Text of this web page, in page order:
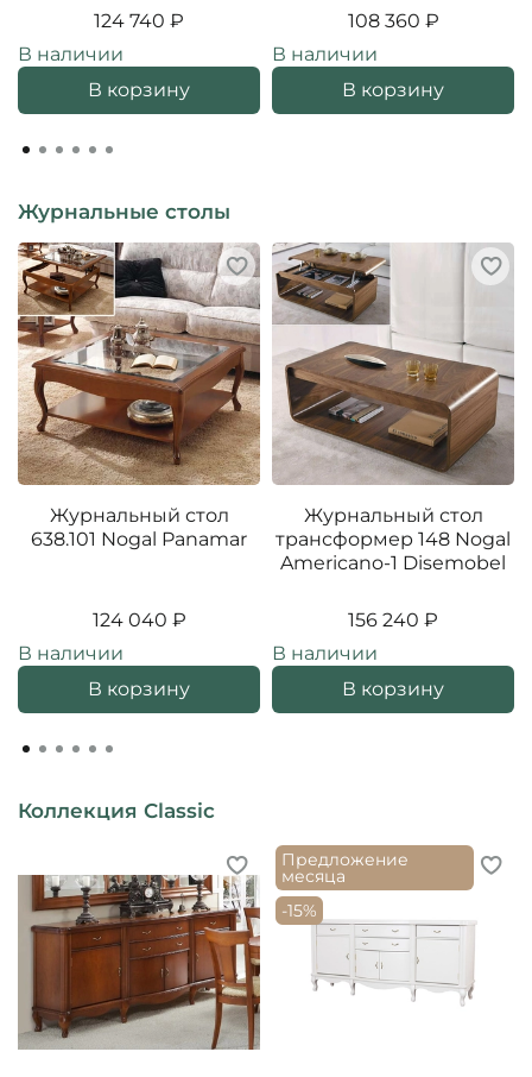
124 740 ₽
В наличии
В корзину
108 360 ₽
В наличии
В корзину
Журнальные столы
Журнальный стол
638.101 Nogal Panamar
124 040 ₽
В наличии
В корзину
Журнальный стол
трансформер 148 Nogal
Americano-1 Disemobel
156 240 ₽
В наличии
В корзину
Коллекция Classic
Предложение
месяца
-15%